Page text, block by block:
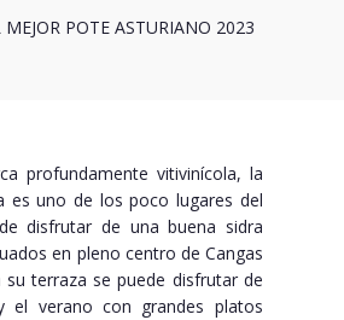
POTE ASTURIANO 2023
profundamente vitivinícola, la
es uno de los poco lugares del
disfrutar de una buena sidra
en pleno centro de Cangas
su terraza se puede disfrutar de
el verano con grandes platos